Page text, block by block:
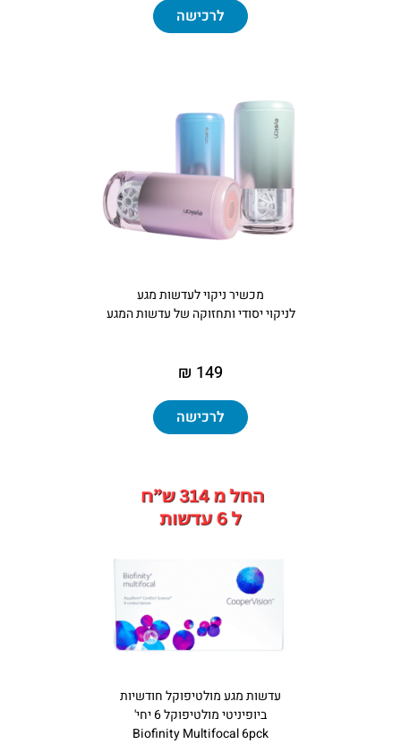
לרכישה
מכשיר ניקוי לעדשות מגע
לניקוי יסודי ותחזוקה של עדשות המגע
149 ₪
לרכישה
עדשות מגע מולטיפוקל חודשיות
ביופיניטי מולטיפוקל 6 יחי'
Biofinity Multifocal 6pck